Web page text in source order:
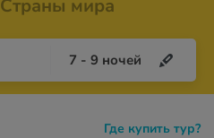
Страны мира
7 - 9 ночей
Где купить тур?